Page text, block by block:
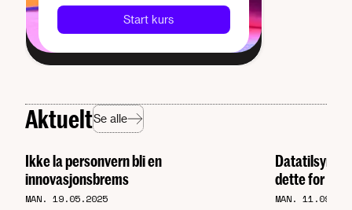
Start kurs
AktueltSe alle
Ikke la personvern bli en
innovasjonsbrems
MAN. 19.05.2025
Datatilsynet
dette for
MAN.